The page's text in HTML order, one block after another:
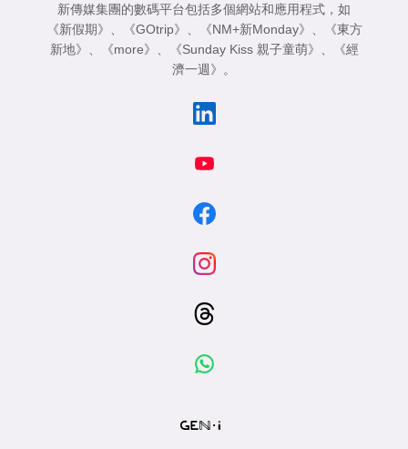
新傳媒集團的數碼平台包括多個網站和應用程式，如
《新假期》
《GOtrip》 《NM+新Monday》
《東方
新地》
《more》 《Sunday Kiss 親子童萌》
《經
濟一週》
。